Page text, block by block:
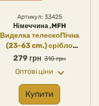
Артикул: 33425
Німеччина ,MFH
Виделка телескоПічна
(23-63 cm.) срібло
нержавіюча сталь, MFH
279 грн 310 грн
Оптові ціни
Купити